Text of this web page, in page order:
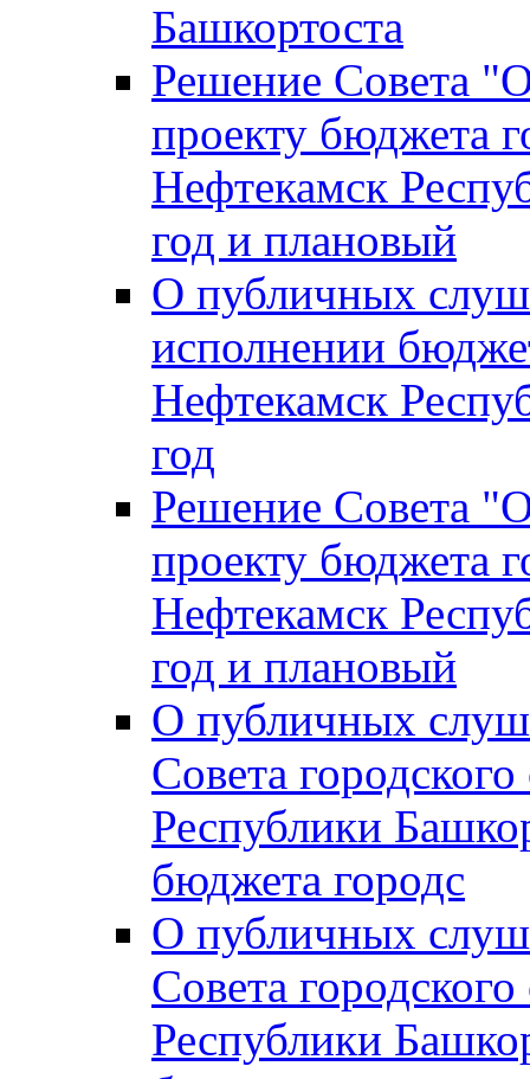
Башкортоста
Решение Совета
проекту бюджета
Нефтекамск
год и плановый
О публичных
исполнении
Нефтекамск
год
Решение Совета
проекту бюджета
Нефтекамск
год и плановый
О публичных
Совета
Республики
бюджета городс
О публичных
Совета
Республики